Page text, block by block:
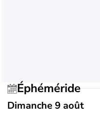
Éphéméride
Dimanche 9 août